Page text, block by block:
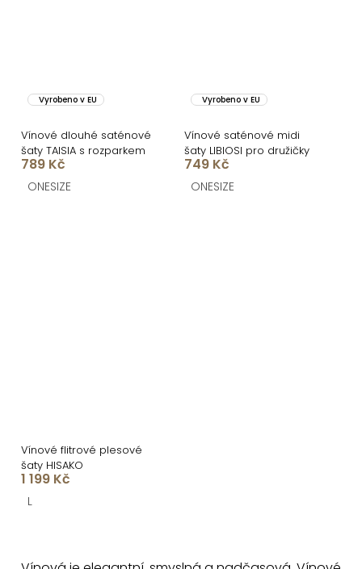
Vyrobeno v EU
Vínové dlouhé saténové
šaty TAISIA s rozparkem
789 Kč
ONESIZE
Vyrobeno v EU
Vínové saténové midi
šaty LIBIOSI pro družičky
749 Kč
ONESIZE
Vínové flitrové plesové
šaty HISAKO
1 199 Kč
L